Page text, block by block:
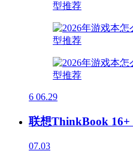
6 06.29
联想ThinkBook 16+
07.03